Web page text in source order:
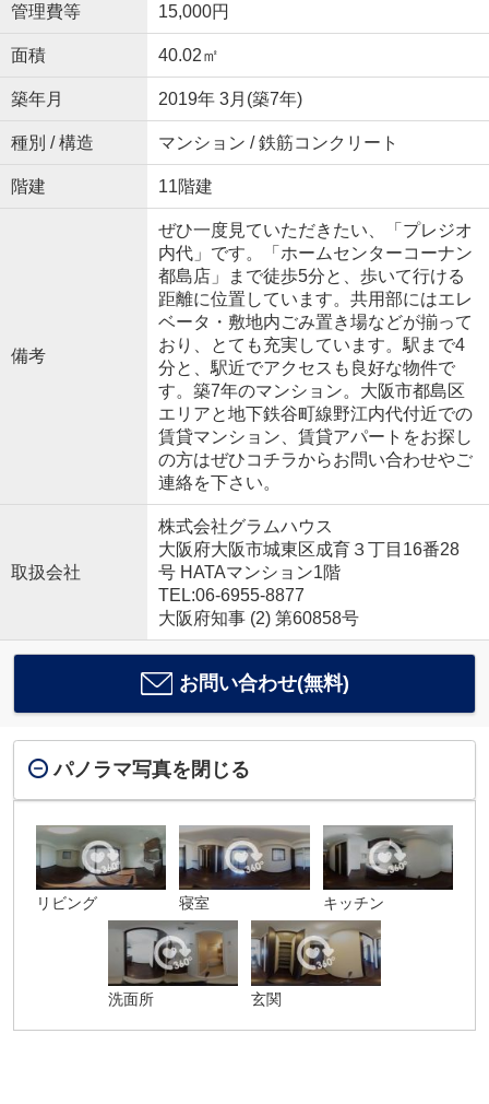
管理費等 15,000円
面積 40.02㎡
築年月 2019年 3月(築7年)
種別 / 構造 マンション / 鉄筋コンクリート
階建 11階建
備考
ぜひ一度見ていただきたい、「プレジオ
内代」です。「ホームセンターコーナン
都島店」まで徒歩5分と、歩いて行ける
距離に位置しています。共用部にはエレ
ベータ・敷地内ごみ置き場などが揃って
おり、とても充実しています。駅まで4
分と、駅近でアクセスも良好な物件で
す。築7年のマンション。大阪市都島区
エリアと地下鉄谷町線野江内代付近での
賃貸マンション、賃貸アパートをお探し
の方はぜひコチラからお問い合わせやご
連絡を下さい。
取扱会社
株式会社グラムハウス
大阪府大阪市城東区成育３丁目16番28
号 HATAマンション1階
TEL:06-6955-8877
大阪府知事 (2) 第60858号
お問い合わせ(無料)
パノラマ写真を閉じる
リビング 寝室 キッチン
洗面所 玄関